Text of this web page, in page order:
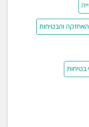
והבטיחות
בטיחות